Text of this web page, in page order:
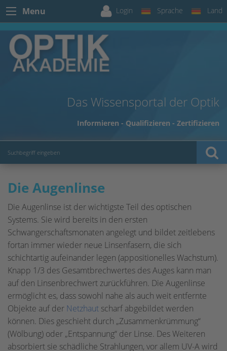
Menu Login Sprache Land
Das Wissensportal der Optik
Informieren - Qualifizieren - Zertifizieren
Die Augenlinse
Die Augenlinse ist der wichtigste Teil des optischen
Systems. Sie wird bereits in den ersten
Schwangerschaftsmonaten angelegt und bildet zeitlebens
fortan immer wieder neue Linsenfasern, die sich
schichtartig aufeinander legen (appositionelles Wachstum).
Knapp 1/3 des Gesamtbrechwertes des Auges kann man
auf den Linsenbrechwert zurückführen. Die Augenlinse
ermöglicht es, dass sowohl nahe als auch weit entfernte
Objekte auf der Netzhaut scharf abgebildet werden
können. Dies geschieht durch „Zusammenkrümmung“
(Wölbung) oder „Entspannung“ der Linse. Des Weiteren
absorbiert sie schädliche Strahlungen, vor allem UV-A wird